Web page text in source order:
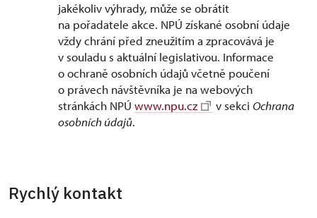
jakékoliv výhrady, může se obrátit
na pořadatele akce. NPÚ získané osobní údaje
vždy chrání před zneužitím a zpracovává je
v souladu s aktuální legislativou. Informace
o ochraně osobních údajů včetně poučení
o právech návštěvníka je na webových
stránkách NPÚ www.npu.cz v sekci Ochrana
osobních údajů.
Rychlý kontakt